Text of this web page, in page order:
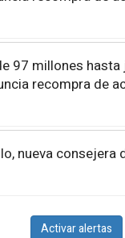
97 millones hasta
recompra de
nueva consejera
Activar alertas